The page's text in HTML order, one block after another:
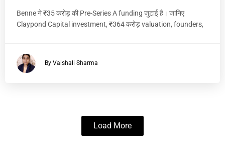
Benne ने ₹35 करोड़ की Pre-Series A funding जुटाई है। जानिए
Claypond Capital investment, ₹364 करोड़ valuation, founders,
By Vaishali Sharma
Load More